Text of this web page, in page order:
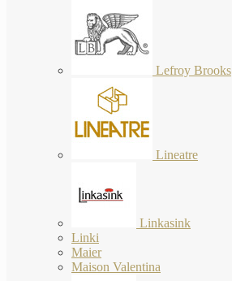
Lefroy Brooks
Lineatre
Linkasink
Linki
Maier
Maison Valentina